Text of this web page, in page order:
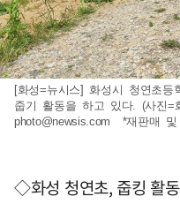
[화성=뉴시스] 화성시 청연초
줍기 활동을 하고 있다. (사진=
photo@newsis.com *재판매 및
◇화성 청연초, 줍킹 활